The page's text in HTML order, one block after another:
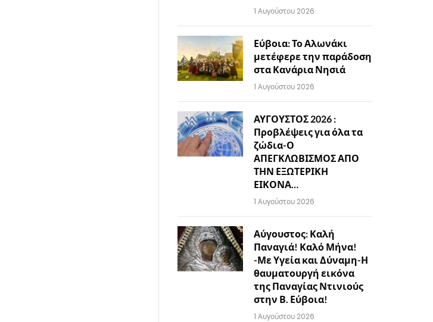
1 Αυγούστου 2026
Εύβοια: Το Αλωνάκι
μετέφερε την παράδοση
στα Κανάρια Νησιά
1 Αυγούστου 2026
ΑΥΓΟΥΣΤΟΣ 2026 :
Προβλέψεις για όλα τα
ζώδια-Ο
ΑΠΕΓΚΛΩΒΙΣΜΟΣ ΑΠΟ
ΤΗΝ ΕΞΩΤΕΡΙΚΗ
ΕΙΚΟΝΑ…
1 Αυγούστου 2026
Αύγουστος: Καλή
Παναγιά! Καλό Μήνα!
-Με Υγεία και Δύναμη-Η
θαυματουργή εικόνα
της Παναγίας Ντινιούς
στην Β. Εύβοια!
1 Αυγούστου 2026